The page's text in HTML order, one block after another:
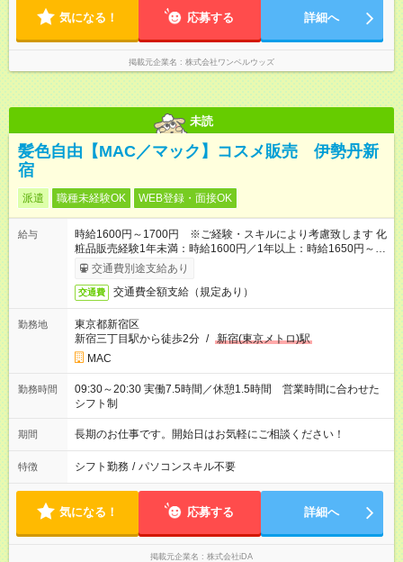
気になる！ 応募する 詳細へ
掲載元企業名 株式会社ワンベルウッズ
未読
髪色自由【MAC／マック】コスメ販売 伊勢丹新
宿
派遣 職種未経験OK WEB登録・面接OK
給与
時給1600円～1700円 ※ご経験・スキルにより考慮致します 化
粧品販売経験1年未満：時給1600円／1年以上：時給1650円～
1700円
交通費別途支給あり
交通費 交通費全額支給（規定あり）
勤務地
東京都新宿区
新宿三丁目駅から徒歩2分 / 新宿(東京メトロ)駅
MAC
勤務時間
09:30～20:30 実働7.5時間／休憩1.5時間 営業時間に合わせた
シフト制
期間 長期のお仕事です。開始日はお気軽にご相談ください！
特徴 シフト勤務 / パソコンスキル不要
気になる！ 応募する 詳細へ
掲載元企業名 株式会社iDA